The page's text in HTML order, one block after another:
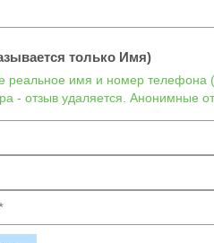
только Имя)
реальное имя и номер телефона
- отзыв удаляется. Анонимные